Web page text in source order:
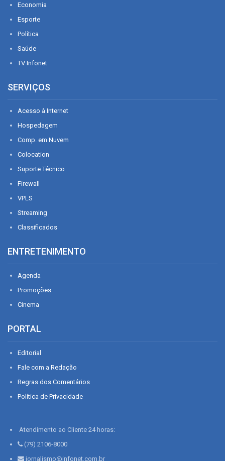
Economia
Esporte
Política
Saúde
TV Infonet
SERVIÇOS
Acesso à Internet
Hospedagem
Comp. em Nuvem
Colocation
Suporte Técnico
Firewall
VPLS
Streaming
Classificados
ENTRETENIMENTO
Agenda
Promoções
Cinema
PORTAL
Editorial
Fale com a Redação
Regras dos Comentários
Política de Privacidade
Atendimento ao Cliente 24 horas:
(79) 2106-8000
jornalismo@infonet.com.br